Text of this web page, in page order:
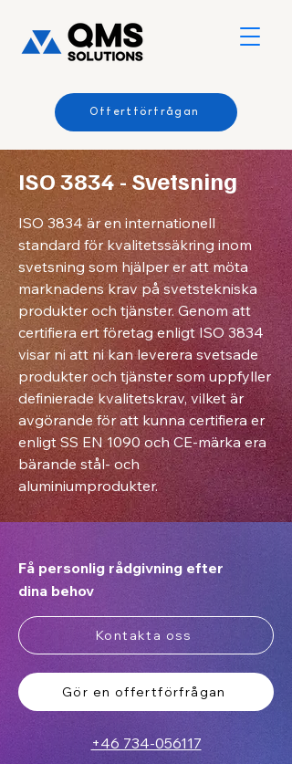
Offertförfrågan
ISO 3834 - Svetsning
ISO 3834 är en internationell
standard för kvalitetssäkring inom
svetsning som hjälper er att möta
marknadens krav på svetstekniska
produkter och tjänster. Genom att
certifiera ert företag enligt ISO 3834
visar ni att ni kan leverera svetsade
produkter och tjänster som uppfyller
definierade kvalitetskrav, vilket är
avgörande för att kunna certifiera er
enligt SS EN 1090 och CE-märka era
bärande stål- och
aluminiumprodukter.
Kontakta oss
Få personlig rådgivning efter
dina behov
Gör en offertförfrågan
+46 734-056117